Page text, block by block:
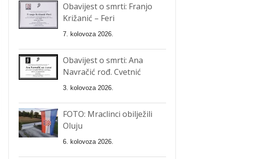
Obavijest o smrti: Franjo
Križanić – Feri
7. kolovoza 2026.
Obavijest o smrti: Ana
Navračić rođ. Cvetnić
3. kolovoza 2026.
FOTO: Mraclinci obilježili
Oluju
6. kolovoza 2026.